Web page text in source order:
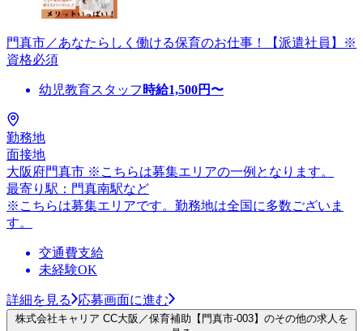
門真市／あなたらしく働ける保育のお仕事！【派遣社員】※
資格必須
幼児教育スタッフ 時給1,500円〜
勤務地
面接地
大阪府門真市 ※こちらは募集エリアの一例となります。
最寄り駅：門真南駅など
※こちらは募集エリアです。勤務地は全国に多数ございま
す。
交通費支給
未経験OK
詳細を見る 応募画面に進む
株式会社キャリア CC大阪／保育補助【門真市-003】のその他の求人を